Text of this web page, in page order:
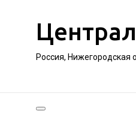
Россия, Нижегородская